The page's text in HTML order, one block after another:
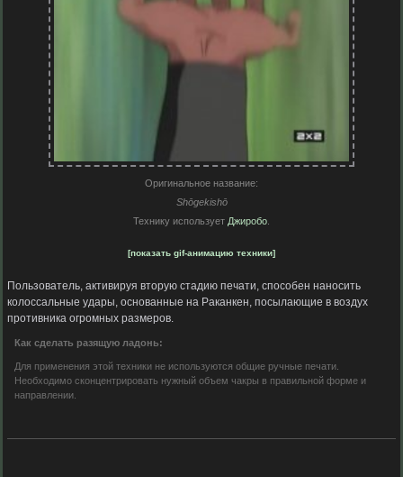
Оригинальное название:
Shōgekishō
Технику использует Джиробо
[показать gif-анимацию техники]
Пользователь, активируя вторую стадию печати, способен наносить
колоссальные удары, основанные на Раканкен, посылающие в воздух
противника огромных размеров.
Как сделать разящую ладонь:
Для применения этой техники не используются общие ручные печати.
Необходимо сконцентрировать нужный объем чакры в правильной форме и
направлении.